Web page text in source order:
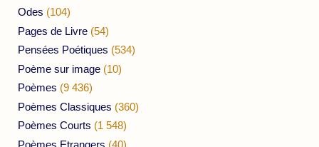
Odes (104)
Pages de Livre (54)
Pensées Poétiques (534)
Poème sur image (10)
Poèmes (9 436)
Poèmes Classiques (360)
Poèmes Courts (1 548)
Poèmes Etrangers (40)